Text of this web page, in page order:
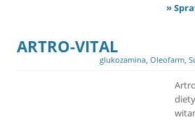
»
ARTRO-VITAL
glukozamina Oleofarm